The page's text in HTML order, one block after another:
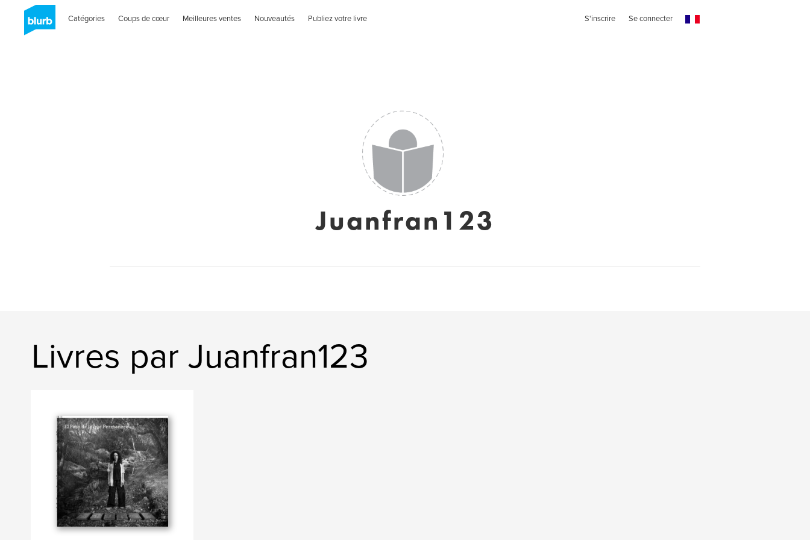
Catégories Coups de cœur Meilleures ventes Nouveautés Publiez votre livre S'inscrire Se connecter
Juanfran123
Livres par Juanfran123